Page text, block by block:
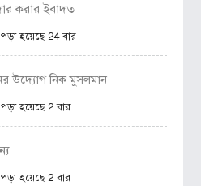
করার ইবাদত
হয়েছে 24 বার
উদ্যোগ নিক মুসলমান
হয়েছে 2 বার
হয়েছে 2 বার